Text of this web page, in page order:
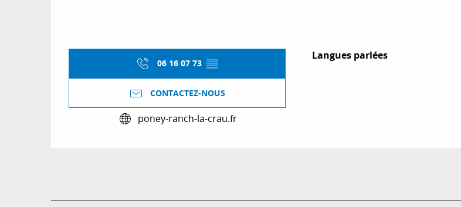
06 16 07 73 ▒▒
CONTACTEZ-NOUS
poney-ranch-la-crau.fr
Langues parlées
Langues parlées